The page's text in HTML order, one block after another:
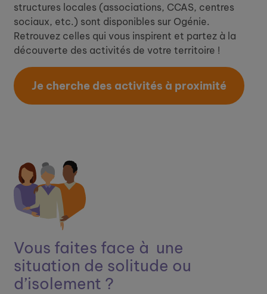
structures locales (associations, CCAS, centres
sociaux, etc.) sont disponibles sur Ogénie.
Retrouvez celles qui vous inspirent et partez à la
découverte des activités de votre territoire !
Je cherche des activités à proximité​
Vous faites face à ​ une
situation de solitude ou
d’isolement ?